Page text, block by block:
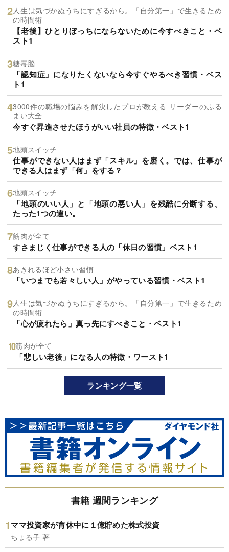
人生は気づかぬうちにすぎるから。「自分第一」で生きるため
の時間術
【老後】ひとりぼっちにならないために今すべきこと・ベ
スト1
糖毒脳
「認知症」になりたくないなら今すぐやるべき習慣・ベス
ト1
3000件の職場の悩みを解決したプロが教える リーダーのふる
まい大全
今すぐ昇進させたほうがいい社員の特徴・ベスト1
地頭スイッチ
仕事ができない人はまず「スキル」を磨く。では、仕事が
できる人はまず「何」をする？
地頭スイッチ
「地頭のいい人」と「地頭の悪い人」を残酷に分断する、
たった1つの違い。
筋肉が全て
すさまじく仕事ができる人の「休日の習慣」ベスト1
あきれるほど小さい習慣
「いつまでも若々しい人」がやっている習慣・ベスト1
人生は気づかぬうちにすぎるから。「自分第一」で生きるため
の時間術
「心が疲れたら」真っ先にすべきこと・ベスト1
筋肉が全て
「悲しい老後」になる人の特徴・ワースト1
ランキング一覧
書籍 週間ランキング
ママ投資家が育休中に１億貯めた株式投資
ちょる子 著